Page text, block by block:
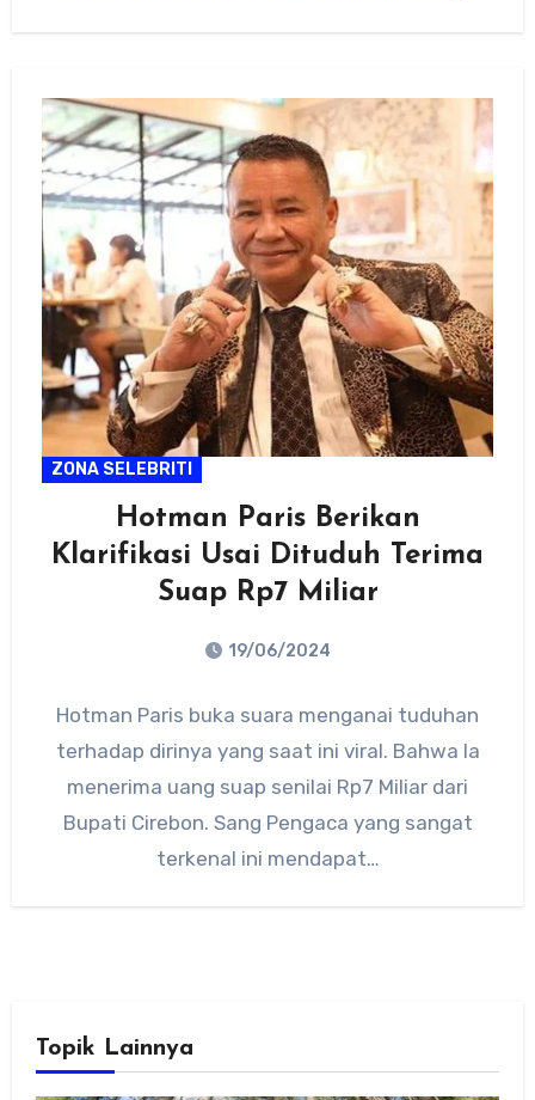
ZONA SELEBRITI
Hotman Paris Berikan
Klarifikasi Usai Dituduh Terima
Suap Rp7 Miliar
19/06/2024
Comments
Hotman Paris buka suara menganai tuduhan
terhadap dirinya yang saat ini viral. Bahwa Ia
menerima uang suap senilai Rp7 Miliar dari
Bupati Cirebon. Sang Pengaca yang sangat
terkenal ini mendapat…
Topik Lainnya